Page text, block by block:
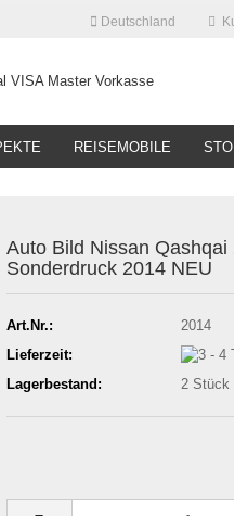
Deutschland
REISEMOBILE
Auto Bild Nissan Qashqai
Sonderdruck 2014 NEU
Art.Nr.:
2014
Lieferzeit:
Lagerbestand:
2 Stück